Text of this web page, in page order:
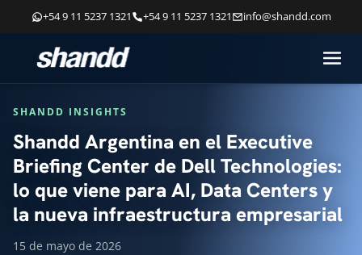
+54 9 11 5237 1321 +54 9 11 5237 1321 info@shandd.com
SHANDD INSIGHTS
Shandd Argentina en el Executive
Briefing Center de Dell Technologies:
lo que viene para AI, Data Centers y
la nueva infraestructura empresarial
15 de mayo de 2026